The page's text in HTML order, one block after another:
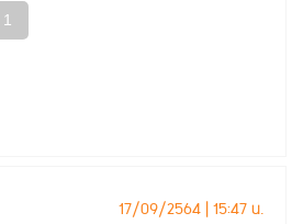
17/09/2564 | 15:47 น.